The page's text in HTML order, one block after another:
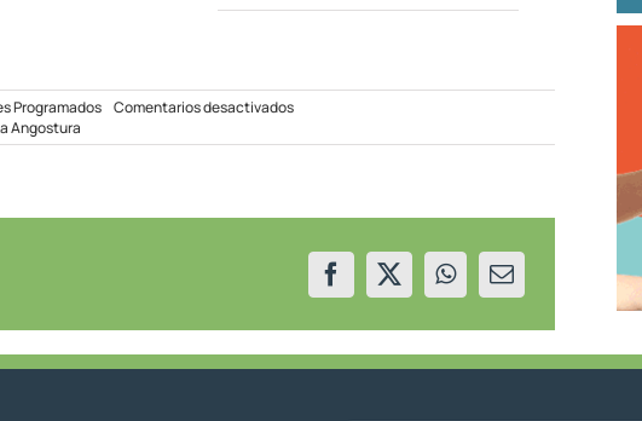
Programados Comentarios desactivadosen
Programado
09/09/2021
Angostura